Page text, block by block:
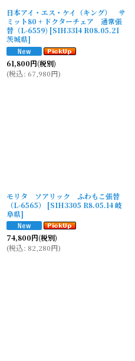
日本アイ・エス・ケイ（キング） サ
ミット80 + ドクターチェア 通常張
替（L-6559) [SIH3314 R08.05.21
茨城県]
61,800円(税別)
(税込: 67,980円)
モリタ ソアリック ふわもこ張替
（L-6565）
[SIH3305 R8.05.14 岐
阜県]
74,800円(税別)
(税込: 82,280円)